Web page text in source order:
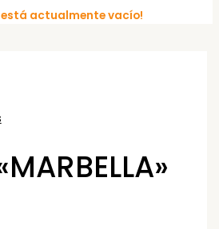
está actualmente vacío!